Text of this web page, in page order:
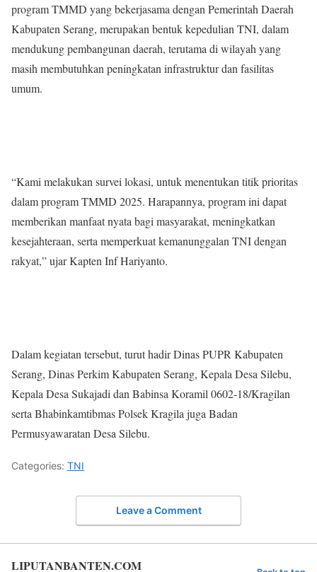
program TMMD yang bekerjasama dengan Pemerintah Daerah
Kabupaten Serang, merupakan bentuk kepedulian TNI, dalam
mendukung pembangunan daerah, terutama di wilayah yang
masih membutuhkan peningkatan infrastruktur dan fasilitas
umum.
“Kami melakukan survei lokasi, untuk menentukan titik prioritas
dalam program TMMD 2025. Harapannya, program ini dapat
memberikan manfaat nyata bagi masyarakat, meningkatkan
kesejahteraan, serta memperkuat kemanunggalan TNI dengan
rakyat,” ujar Kapten Inf Hariyanto.
Dalam kegiatan tersebut, turut hadir Dinas PUPR Kabupaten
Serang, Dinas Perkim Kabupaten Serang, Kepala Desa Silebu,
Kepala Desa Sukajadi dan Babinsa Koramil 0602-18/Kragilan
serta Bhabinkamtibmas Polsek Kragila juga Badan
Permusyawaratan Desa Silebu.
Categories: TNI
Leave a Comment
LIPUTANBANTEN.COM